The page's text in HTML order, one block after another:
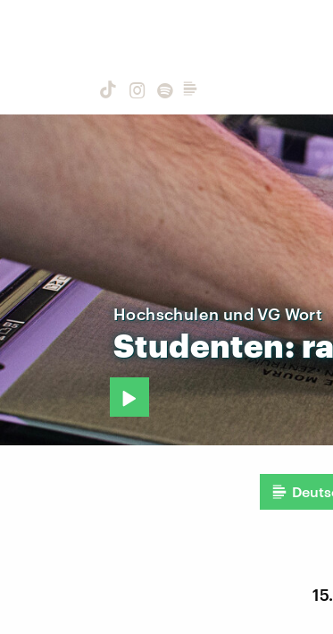
Hochschulen und VG Wort
Studenten: